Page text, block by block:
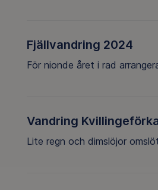
Fjällvandring 2024
För nionde året i rad
Vandring
Lite regn och dimslöjor